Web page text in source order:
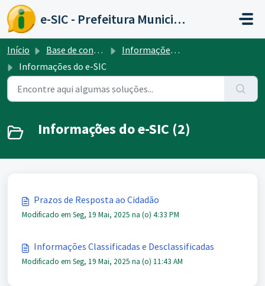
Ir para o conteúdo principal
e-SIC - Prefeitura Municipal de Caratinga
Início Base de conhecimento
Informações do e-SIC
Informações do e-SIC
Informações do e-SIC (2)
Prazos de Resposta ao Cidadão
Modificado em Seg, 19 Mai, 2025 na (o) 4:33 PM
Informações Classificadas e Desclassificadas
Modificado em Seg, 19 Mai, 2025 na (o) 11:43 AM